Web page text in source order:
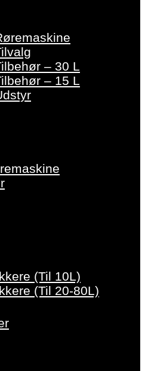
– 30 L
– 15 L
(Til 10L)
(Til 20-80L)